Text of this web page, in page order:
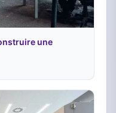
une